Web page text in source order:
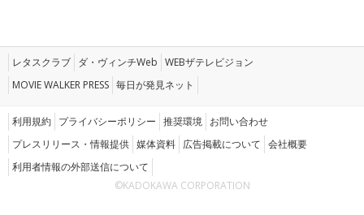
レタスクラブ ダ・ヴィンチWeb WEBザテレビジョン
MOVIE WALKER PRESS 毎日が発見ネット
利用規約 プライバシーポリシー 推奨環境 お問い合わせ
プレスリリース・情報提供 媒体資料 広告掲載について 会社概要
利用者情報の外部送信について
©KADOKAWA CORPORATION